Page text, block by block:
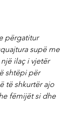
përgatitur
supë me
ilaç i vjetër
shtëpi për
të shkurtër ajo
fëmijët si dhe